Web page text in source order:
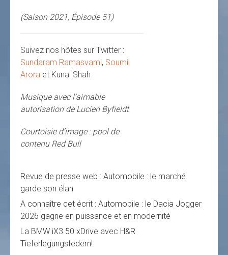
(Saison 2021, Épisode 51)
Suivez nos hôtes sur Twitter :
Sundaram Ramasvami, Soumil
Arora et Kunal Shah
Musique avec l’aimable
autorisation de Lucien Byfieldt
Courtoisie d’image : pool de
contenu Red Bull
Revue de presse web : Automobile : le marché
garde son élan
A connaître cet écrit : Automobile : le Dacia Jogger
2026 gagne en puissance et en modernité
La BMW iX3 50 xDrive avec H&R
Tieferlegungsfedern!